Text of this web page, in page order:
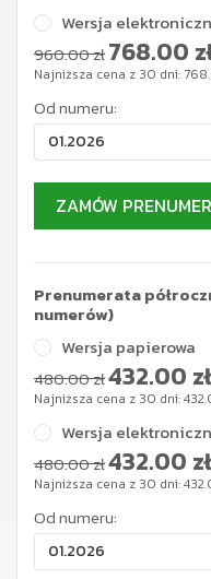
Wersja
960.00 zł768.00
Najniższa cena z 30 dni:
Od numeru:
01.2026
ZAMÓW
Prenumerata
numerów)
Wersja papierowa
480.00 zł432.00 zł
Najniższa cena z 30 dni:
Wersja
480.00 zł432.00 zł
Najniższa cena z 30 dni:
Od numeru:
01.2026